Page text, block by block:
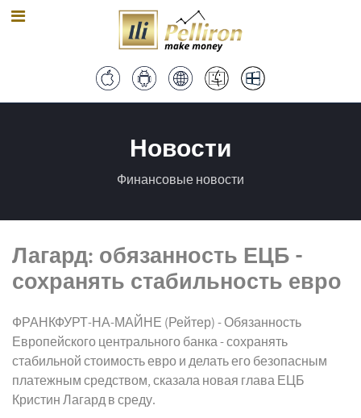
Новости
Финансовые новости
Лагард: обязанность ЕЦБ -
сохранять стабильность евро
ФРАНКФУРТ-НА-МАЙНЕ (Рейтер) - Обязанность
Европейского центрального банка - сохранять
стабильной стоимость евро и делать его безопасным
платежным средством, сказала новая глава ЕЦБ
Кристин Лагард в среду.